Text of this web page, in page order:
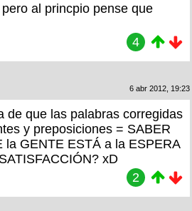
al princpio pense que
4
6 abr 2012, 19:23
de que las palabras corregidas
y preposiciones = SABER
la GENTE ESTÁ a la ESPERA
xD
2